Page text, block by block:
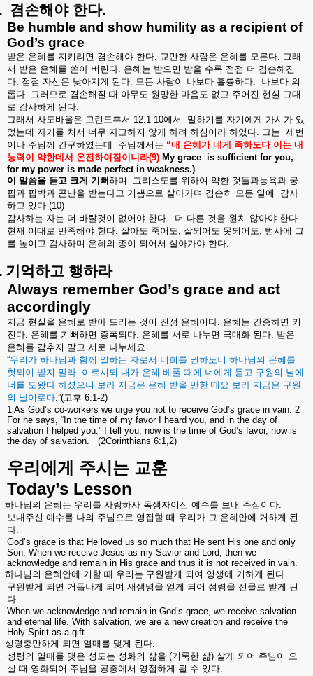
겸손해야 한다.
Be humble and show humility as a recipient of
God’s grace
받은 은혜를 지키려면 겸손해야 한다 교만한 사람은 은혜를 모른다
그래
서 받은 은혜를 쏟아 버린다 은혜는 받으면 받을 수록 점점 더 겸손해진
다 점점 자신은 낮아지게 된다 모든 사람이 나보다 훌륭하다 나보다 의
롭다
그러므로 겸손해질 때 아무도 원망한 마음도 없고 주어진 현실 그대
로 감사하게 된다
그래서 사도바울은 고린도후서 12:1-10에서 말하기를 자기에게 가시가 있
었는데 자기를 처서 너무 자고하지 않게 하려 하심이라 하였다 그는 세번
이나 주님께 간구하였는데 주님께서는 “내 은혜가 네게 족하도다 이는 내
능력이 약한데서 온전하여짐이니라(9) My grace is sufficient for you,
for my power is made perfect in weakness.)
이 말씀을 듣고 크게 기뻐하며 그리스도를 위하여 약한 것들과능욕과 궁
핍과 핍박과 곤난을 받는다고 기쁨으로 살아가며 겸손히 모든 일에
감사
하고 있다 (10)
감사하는 자는 더 바랄것이 없어야 한다 더 다른 것을 원치 않아야 한다
현재 이대로 만족해야 한다 살아도 죽어도 잘되어도 못되어도 범사에 그
를 높이고 감사하며 은혜의 종이 되어서 살아가야 한다
기억하고 행하라
Always remember God’s grace and act
accordingly
지금 현실을 은혜로 받아 드리는 것이 진정 은혜이다 은혜는 간증하면 커
진다 은혜를 기뻐하면 증폭되다 은혜를 서로 나누면 극대화 된다 받은
은혜를 감추지 말고 서로 나누세요
“우리가 하나님과 함께 일하는 자로서 너희를 권하노니 하나님의 은혜를
헛되이 받지 말라 이르시되 내가 은혜 베풀 때에 너에게 듣고 구원의 날에
너를 도왔다 하셨으니 보라 지금은 은혜 받을 만한 때요 보라 지금은 구원
의 날이로다 .”(고후 6:1-2)
1 As God’s co-workers we urge you not to receive God’s grace in vain. 2
For he says, “In the time of my favor I heard you, and in the day of
salvation I helped you.” I tell you, now is the time of God’s favor, now is
the day of salvation.
(2Corinthians 6:1,2)
우리에게 주시는 교훈
Today’s Lesson
하나님의 은혜는 우리를 사랑하사 독생자이신 예수를 보내 주심이다
보내주신 예수를 나의 주님으로 영접할 때 우리가 그 은혜안에 거하게 된
다
God’s grace is that He loved us so much that He sent His one and only
Son. When we receive Jesus as my Savior and Lord, then we
acknowledge and remain in His grace and thus it is not received in vain.
하나님의 은혜안에 거할 때 우리는 구원받게 되여 영생에 거하게 된다
구원받게 되면 거듭나게 되며 새생명을 얻게 되어 성령을 선물로 받게 된
다
When we acknowledge and remain in God’s grace, we receive salvation
and eternal life. With salvation, we are a new creation and receive the
Holy Spirit as a gift.
성령충만하게 되면 열매를 맺게 된다
성령의 열매를 맺은 성도는 성화의 삶을 (거룩한 삶) 살게 되어 주님이 오
실 때 영화되어 주님을 공중에서 영접하게 될 수 있다